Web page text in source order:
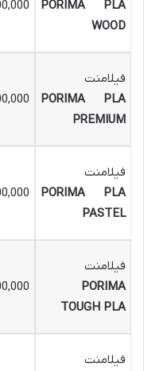
PORIMA PLA
WOOD
فیلامنت
PORIMA PLA
PREMIUM
فیلامنت
PORIMA PLA
PASTEL
فیلامنت
PORIMA
TOUGH PLA
فیلامنت